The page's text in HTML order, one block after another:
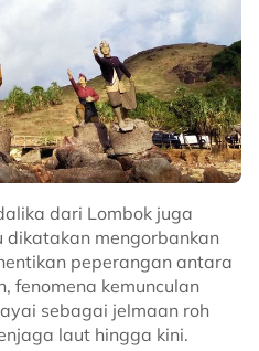
dari Lombok juga
dikatakan mengorbankan
peperangan antara
fenomena kemunculan
sebagai jelmaan roh
laut hingga kini.